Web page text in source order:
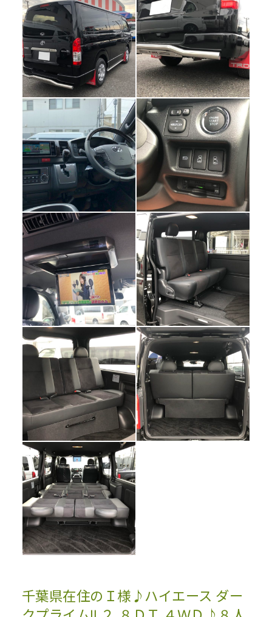
千葉県在住のＩ様♪ハイエース ダー